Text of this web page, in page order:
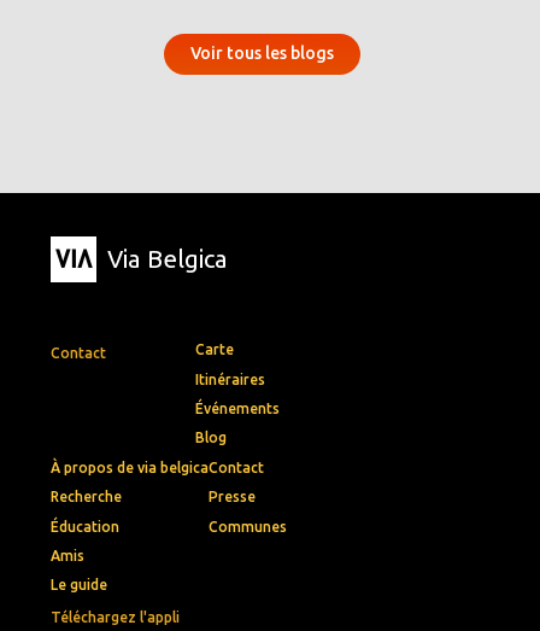
Voir tous les blogs
Via Belgica
Contact
Téléchargez l'appli
Carte
Itinéraires
Événements
Blog
À propos de via belgica
Recherche
Éducation
Amis
Le guide
Contact
Presse
Communes